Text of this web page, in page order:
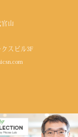
官山
スビル3F